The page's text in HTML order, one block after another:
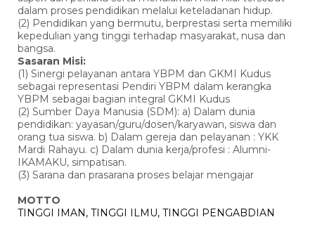
dalam proses pendidikan melalui keteladanan hidup.
(2) Pendidikan yang bermutu, berprestasi serta memiliki
kepedulian yang tinggi terhadap masyarakat, nusa dan
bangsa.
Sasaran Misi:
(1) Sinergi pelayanan antara YBPM dan GKMI Kudus
sebagai representasi Pendiri YBPM dalam kerangka
YBPM sebagai bagian integral GKMI Kudus
(2) Sumber Daya Manusia (SDM): a) Dalam dunia
pendidikan: yayasan/guru/dosen/karyawan, siswa dan
orang tua siswa. b) Dalam gereja dan pelayanan : YKK
Mardi Rahayu. c) Dalam dunia kerja/profesi : Alumni-
IKAMAKU, simpatisan.
(3) Sarana dan prasarana proses belajar mengajar
MOTTO
TINGGI IMAN, TINGGI ILMU, TINGGI PENGABDIAN